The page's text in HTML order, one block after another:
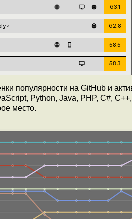
популярности на GitHub и
Python, Java, PHP, C#,
место.